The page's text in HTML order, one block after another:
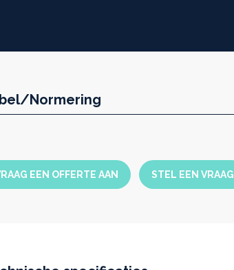
Normering
EEN OFFERTE AAN STEL EEN VRAAG